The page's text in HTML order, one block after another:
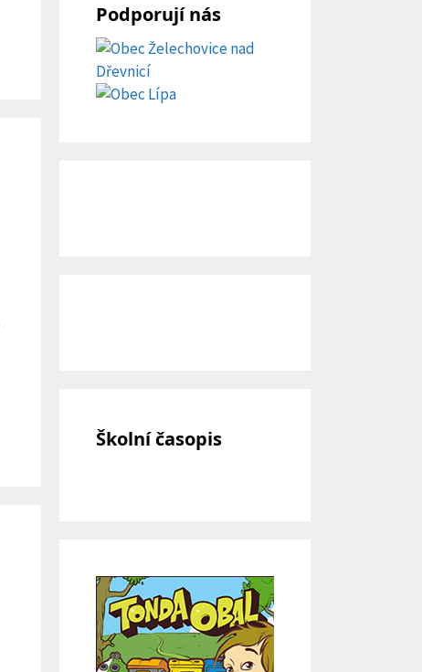
Podporují nás
Školní časopis